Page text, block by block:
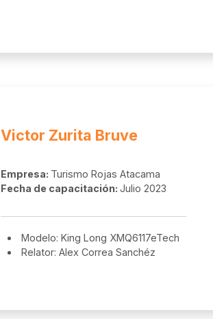
Victor Zurita Bruve
Empresa: Turismo Rojas Atacama
Fecha de capacitación: Julio 2023
Modelo: King Long XMQ6117eTech
Relator: Alex Correa Sanchéz